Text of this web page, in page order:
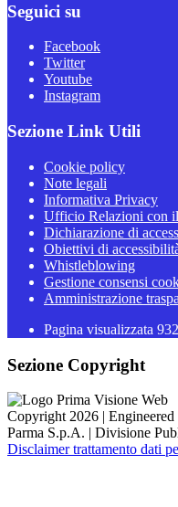
Seguici su
Facebook
Twitter
Youtube
Instagram
Sezione Link Utili
Cookie policy
Note legali
Informativa Privacy
Ufficio Relazioni con
Dichiarazione di
Obiettivi di
Whistleblowing
Gestione consensi
Amministrazione
Pagina visualizzata
Sezione Copyright
Copyright 2026 |
Parma S.p.A. | Divisione
Disclaimer trattamento dati